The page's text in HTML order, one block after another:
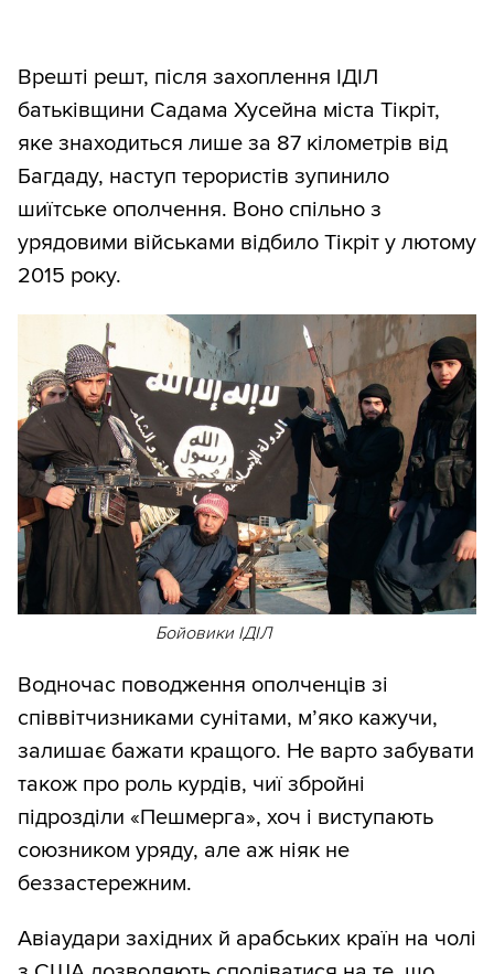
Врешті решт, після захоплення ІДІЛ
батьківщини Садама Хусейна міста Тікріт,
яке знаходиться лише за 87 кілометрів від
Багдаду, наступ терористів зупинило
шиїтське ополчення. Воно спільно з
урядовими військами відбило Тікріт у лютому
2015 року.
Бойовики ІДІЛ
Водночас поводження ополченців зі
співвітчизниками сунітами, м’яко кажучи,
залишає бажати кращого. Не варто забувати
також про роль курдів, чиї збройні
підрозділи «Пешмерга», хоч і виступають
союзником уряду, але аж ніяк не
беззастережним.
Авіаудари західних й арабських країн на чолі